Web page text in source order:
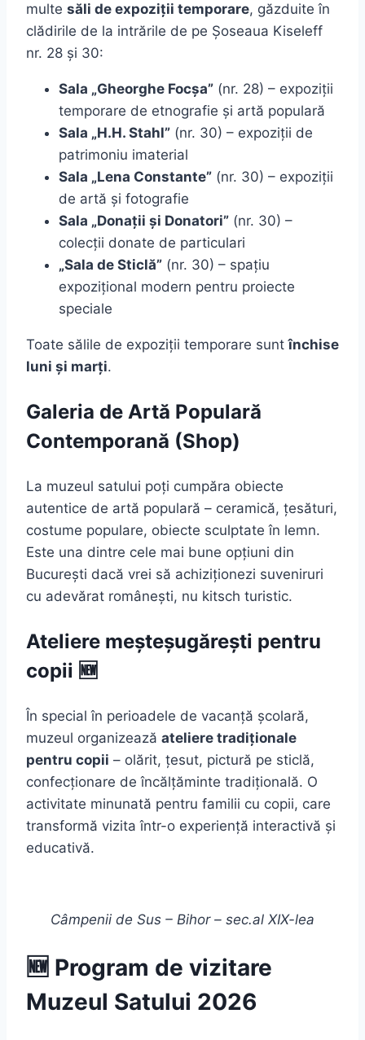
multe săli de expoziții temporare, găzduite în
clădirile de la intrările de pe Șoseaua Kiseleff
nr. 28 și 30:
Sala „Gheorghe Focșa” (nr. 28) – expoziții
temporare de etnografie și artă populară
Sala „H.H. Stahl” (nr. 30) – expoziții de
patrimoniu imaterial
Sala „Lena Constante” (nr. 30) – expoziții
de artă și fotografie
Sala „Donații și Donatori” (nr. 30) –
colecții donate de particulari
„Sala de Sticlă” (nr. 30) – spațiu
expozițional modern pentru proiecte
speciale
Toate sălile de expoziții temporare suntînchise
luni și marți.
Galeria de Artă Populară
Contemporană (Shop)
La muzeul satului poți cumpăra obiecte
autentice de artă populară – ceramică, țesături,
costume populare, obiecte sculptate în lemn.
Este una dintre cele mai bune opțiuni din
București dacă vrei să achiziționezi suveniruri
cu adevărat românești, nu kitsch turistic.
Ateliere meșteșugărești pentru
copii 🆕
În special în perioadele de vacanță școlară,
muzeul organizează ateliere tradiționale
pentru copii – olărit, țesut, pictură pe sticlă,
confecționare de încălțăminte tradițională. O
activitate minunată pentru familii cu copii, care
transformă vizita într-o experiență interactivă și
educativă.
Câmpenii de Sus – Bihor – sec.al XIX-lea
🆕 Program de vizitare
Muzeul Satului 2026